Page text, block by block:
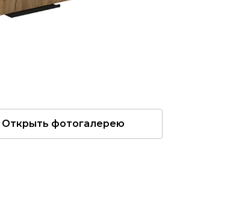
Открыть фотогалерею